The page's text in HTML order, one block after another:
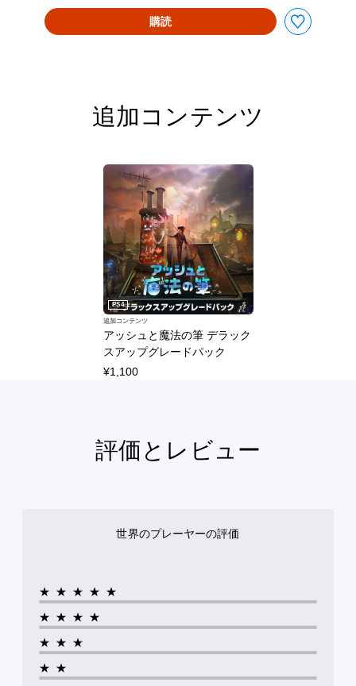
購読
追加コンテンツ
アッシュと魔法の筆 デラック
スアップグレードパック
PS4
追加コンテンツ
¥1,100
評価とレビュー
世界のプレーヤーの評価
★★★★★
★★★★
★★★
★★